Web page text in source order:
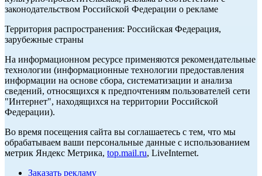
законодательством Российской Федерации о рекламе
Территория распространения: Российская Федерация,
зарубежные страны
На информационном ресурсе применяются рекомендательные
технологии (информационные технологии предоставления
информации на основе сбора, систематизации и анализа
сведений, относящихся к предпочтениям пользователей сети
"Интернет", находящихся на территории Российской
Федерации).
Во время посещения сайта вы соглашаетесь с тем, что мы
обрабатываем ваши персональные данные с использованием
метрик Яндекс Метрика, top.mail.ru, LiveInternet.
Заказать рекламу